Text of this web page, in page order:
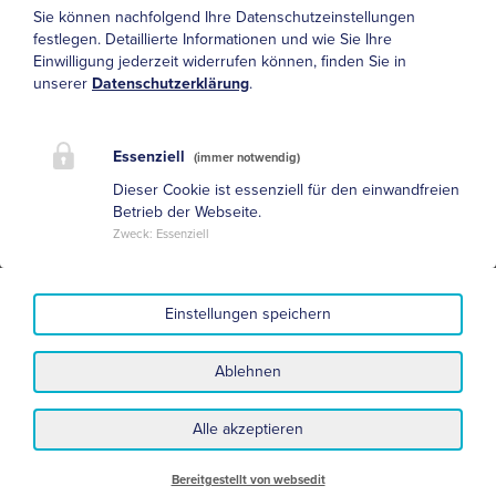
Gabapentin
Pregabalin
Tolperison
Differenzialdiagnose
Intoxikation (Strychnin)
Impressum
Nutzungsbedingungen und Haftungsausschluss
Sie können nachfolgend Ihre Datenschutzeinstellungen
festlegen. Detaillierte Informationen und wie Sie Ihre
Einwilligung jederzeit widerrufen können, finden Sie in
unserer Datenschutzerklärung.
Essenziell (immer notwendig)
Dieser Cookie ist essenziell für den einwandfreien
Betrieb der Webseite.
Zweck: Essenziell
Ablehnen
Einstellungen speichern
Alle akzeptieren
Bereitgestellt von websedit